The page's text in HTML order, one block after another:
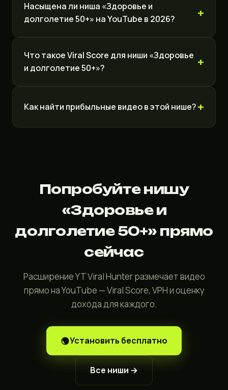
Насыщена ли ниша «Здоровье и
долголетие 50+» на YouTube в 2026?
Что такое Viral Score для ниши «Здоровье
и долголетие 50+»?
Как найти прибыльные видео в этой нише?
Попробуйте нишу
«Здоровье и
долголетие 50+» прямо
сейчас
Расширение YT Viral Hunter размечает видео
прямо на YouTube — Viral Score, VPH и оценку
дохода для каждого.
Установить бесплатно
Все ниши →